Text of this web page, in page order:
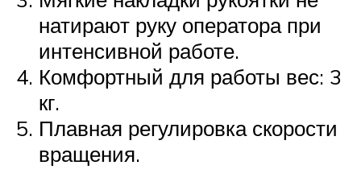
натирают руку оператора при
интенсивной работе.
Комфортный для работы вес: 3
кг.
Плавная регулировка скорости
вращения.